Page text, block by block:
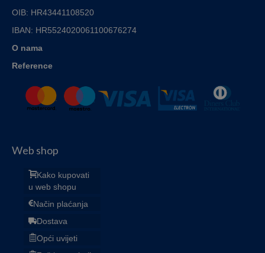
OIB: HR43441108520
IBAN: HR5524020061100676274
O nama
Reference
Web shop
Kako kupovati
u web shopu
Način plaćanja
Dostava
Opći uvijeti